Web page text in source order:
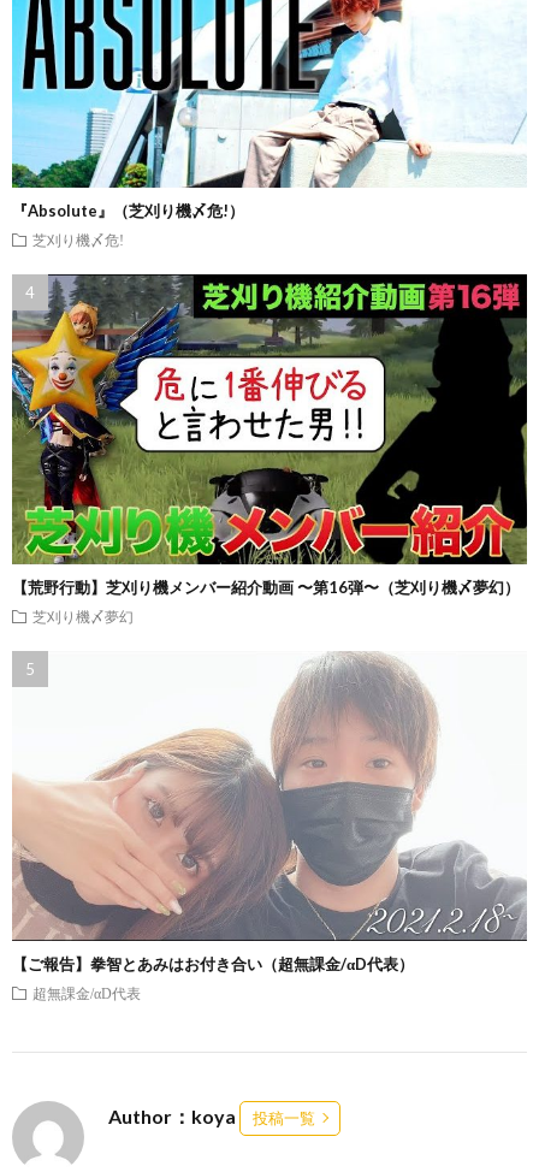
『Absolute』（芝刈り機〆危!）
芝刈り機〆危!
【荒野行動】芝刈り機メンバー紹介動画 〜第16弾〜（芝刈り機〆夢幻）
芝刈り機〆夢幻
【ご報告】拳智とあみはお付き合い（超無課金/αD代表）
超無課金/αD代表
Author：koya 投稿一覧